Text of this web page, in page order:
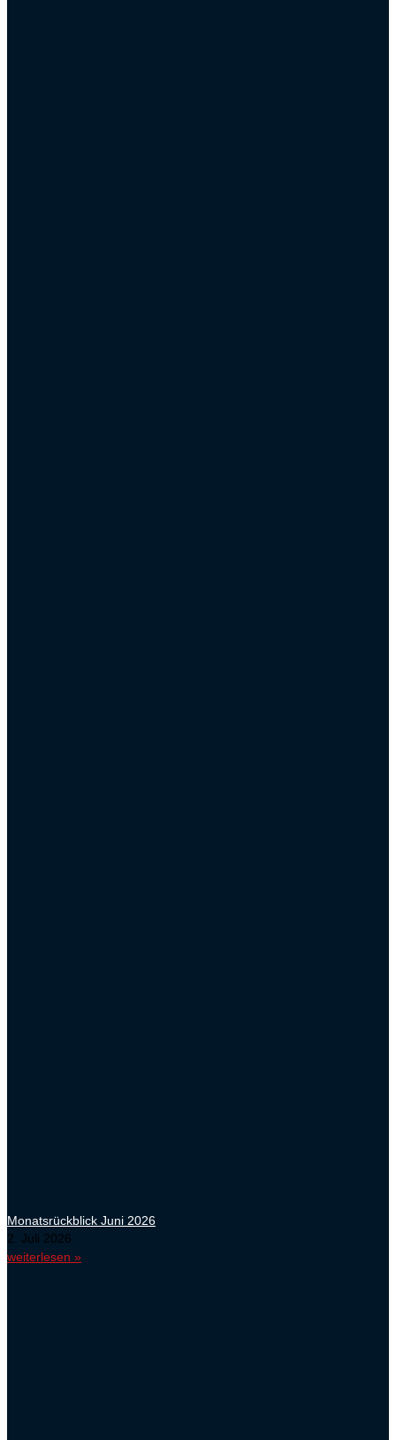
Monatsrückblick Juni 2026
2. Juli 2026
weiterlesen »